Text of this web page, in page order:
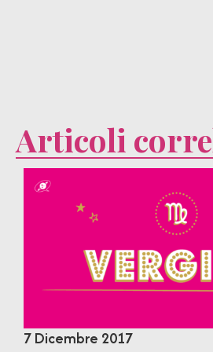
Articoli
7 Dicembre 2017